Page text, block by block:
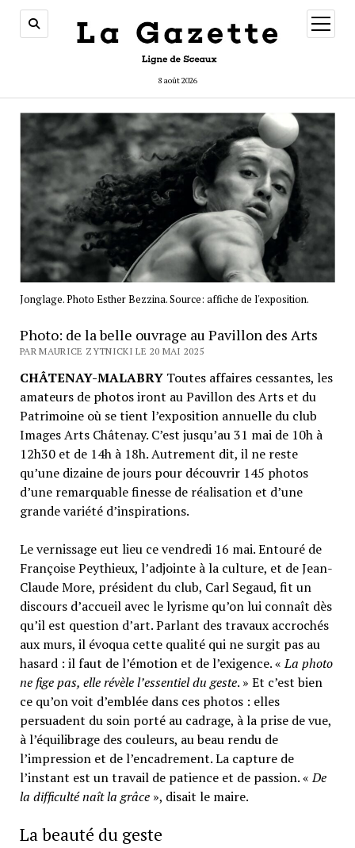
8 août 2026
ouvrir
menu
Jonglage. Photo Esther Bezzina. Source: affiche de l'exposition.
Photo: de la belle ouvrage au Pavillon des Arts
PAR MAURICE ZYTNICKI LE 20 MAI 2025
CHÂTENAY-MALABRYToutes affaires cessantes, les
amateurs de photos iront au Pavillon des Arts et du
Patrimoine où se tient l’exposition annuelle du club
Images Arts Châtenay. C’est jusqu’au 31 mai de 10h à
12h30 et de 14h à 18h. Autrement dit, il ne reste
qu’une dizaine de jours pour découvrir 145 photos
d’une remarquable finesse de réalisation et d’une
grande variété d’inspirations.
Le vernissage eut lieu ce vendredi 16 mai. Entouré de
Françoise Peythieux, l’adjointe à la culture, et de Jean-
Claude More, président du club, Carl Segaud, fit un
discours d’accueil avec le lyrisme qu’on lui connaît dès
qu’il est question d’art. Parlant des travaux accrochés
aux murs, il évoqua cette qualité qui ne surgit pas au
hasard : il faut de l’émotion et de l’exigence. «La photo
ne fige pas, elle révèle l’essentiel du geste. » Et c’est bien
ce qu’on voit d’emblée dans ces photos : elles
persuadent du soin porté au cadrage, à la prise de vue,
à l’équilibrage des couleurs, au beau rendu de
l’impression et de l’encadrement. La capture de
l’instant est un travail de patience et de passion. «De
la difficulté naît la grâce», disait le maire.
La beauté du geste